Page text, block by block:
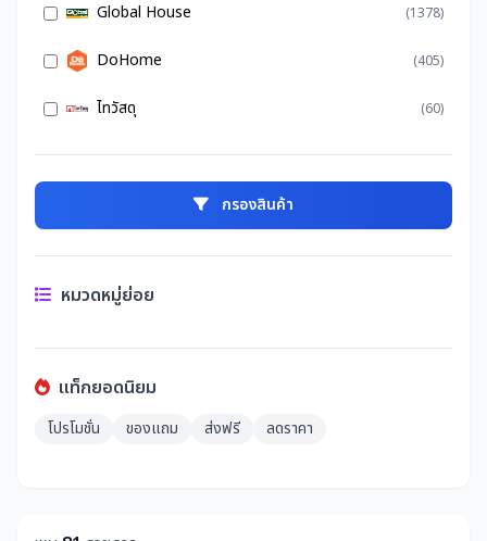
Global House (1378)
DoHome (405)
ไทวัสดุ (60)
กรองสินค้า
หมวดหมู่ย่อย
แท็กยอดนิยม
โปรโมชั่น ของแถม ส่งฟรี ลดราคา